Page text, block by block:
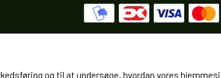
og til at undersøge, hvordan vores